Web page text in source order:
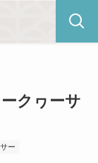
クヮーサ
ー